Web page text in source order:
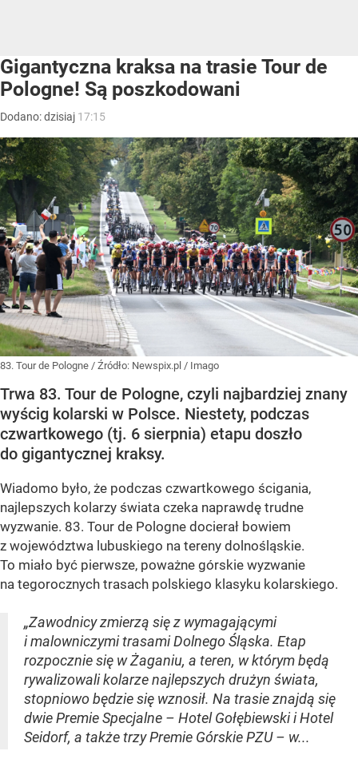
Gigantyczna kraksa na trasie Tour de
Pologne! Są poszkodowani
Dodano:dzisiaj 17:15
83. Tour de Pologne / Źródło: Newspix.pl / Imago
Trwa 83. Tour de Pologne, czyli najbardziej znany
wyścig kolarski w Polsce. Niestety, podczas
czwartkowego (tj. 6 sierpnia) etapu doszło
do gigantycznej kraksy.
Wiadomo było, że podczas czwartkowego ścigania,
najlepszych kolarzy świata czeka naprawdę trudne
wyzwanie. 83. Tour de Pologne docierał bowiem
z województwa lubuskiego na tereny dolnośląskie.
To miało być pierwsze, poważne górskie wyzwanie
na tegorocznych trasach polskiego klasyku kolarskiego.
„Zawodnicy zmierzą się z wymagającymi
i malowniczymi trasami Dolnego Śląska. Etap
rozpocznie się w Żaganiu, a teren, w którym będą
rywalizowali kolarze najlepszych drużyn świata,
stopniowo będzie się wznosił. Na trasie znajdą się
dwie Premie Specjalne – Hotel Gołębiewski i Hotel
Seidorf, a także trzy Premie Górskie PZU – w...